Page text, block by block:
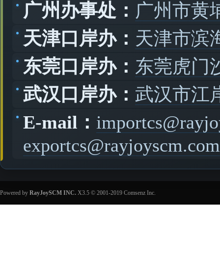
广州办事处： 广州市黄
天津口岸办： 天津市滨
东莞口岸办： 东莞虎门
武汉口岸办： 武汉市江
E-mail：
exportcs@rayjoyscm.com
Powered by RayJoySCM INC. X3.5 © 2001-2019 Comsenz Inc.